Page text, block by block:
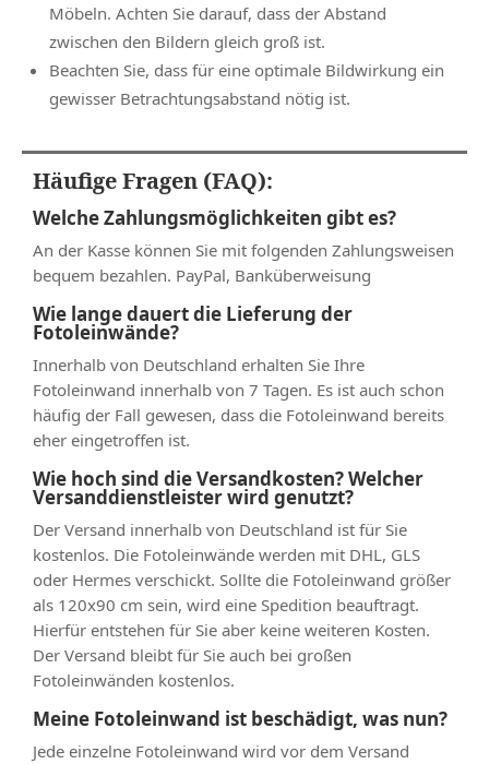
Möbeln. Achten Sie darauf, dass der Abstand
zwischen den Bildern gleich groß ist.
Beachten Sie, dass für eine optimale Bildwirkung ein
gewisser Betrachtungsabstand nötig ist.
Häufige Fragen (FAQ):
Welche Zahlungsmöglichkeiten gibt es?
An der Kasse können Sie mit folgenden Zahlungsweisen
bequem bezahlen. PayPal, Banküberweisung
Wie lange dauert die Lieferung der
Fotoleinwände?
Innerhalb von Deutschland erhalten Sie Ihre
Fotoleinwand innerhalb von 7 Tagen. Es ist auch schon
häufig der Fall gewesen, dass die Fotoleinwand bereits
eher eingetroffen ist.
Wie hoch sind die Versandkosten? Welcher
Versanddienstleister wird genutzt?
Der Versand innerhalb von Deutschland ist für Sie
kostenlos. Die Fotoleinwände werden mit DHL, GLS
oder Hermes verschickt. Sollte die Fotoleinwand größer
als 120x90 cm sein, wird eine Spedition beauftragt.
Hierfür entstehen für Sie aber keine weiteren Kosten.
Der Versand bleibt für Sie auch bei großen
Fotoleinwänden kostenlos.
Meine Fotoleinwand ist beschädigt, was nun?
Jede einzelne Fotoleinwand wird vor dem Versand